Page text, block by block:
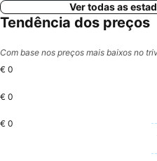
Ver todas as
Tendência dos preços
Com base nos preços mais baixos no
€ 0
€ 0
€ 0